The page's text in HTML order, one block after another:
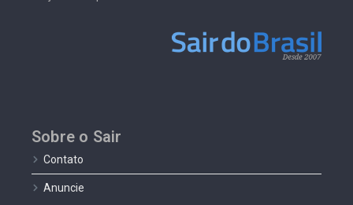
Sobre o Sair
Contato
Anuncie